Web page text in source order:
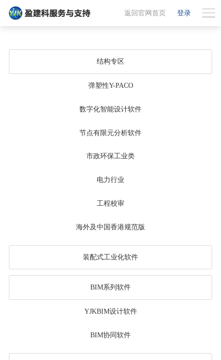
登录
返回官网首页
结构专区
弹塑性Y-PACO
数字化智能设计软件
节点有限元分析软件
市政环保工业类
电力行业
工程校审
海外及中国香港规范版
装配式工业化软件
BIM系列软件
YJKBIM设计软件
BIM协同软件